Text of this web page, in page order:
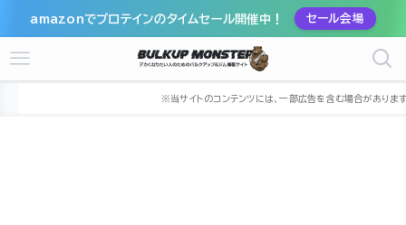
amazonでプロテインのタイムセール開催中！ セール会場
熊本県 熊本市 熊本市中央区